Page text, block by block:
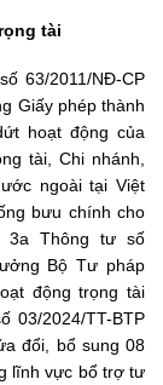
tài
63/2011/NĐ-CP
Giấy phép thành
hoạt động của
tài, Chi nhánh,
ngoài tại Việt
bưu chính cho
3a Thông tư số
Bộ Tư pháp
động trọng tài
03/2024/TT-BTP
đổi, bổ sung 08
lĩnh vực bổ trợ tư